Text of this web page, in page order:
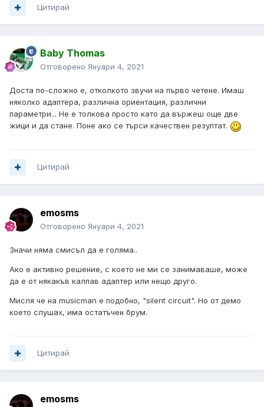
Цитирай
Baby Thomas
Отговорено Януари 4, 2021
Доста по-сложно е, отколкото звучи на първо четене. Имаш
няколко адаптера, различна ориентация, различни
параметри... Не е толкова просто като да вържеш още две
жици и да стане. Поне ако се търси качествен резултат.
Цитирай
emosms
Отговорено Януари 4, 2021
Значи няма смисъл да е голяма..
Ако е активно решение, с което не ми се занимаваше, може
да е от някакъв калпав адаптер или нещо друго.
Мисля че на musicman е подобно, "silent circuit". Но от демо
което слушах, има остатъчен брум.
Цитирай
emosms